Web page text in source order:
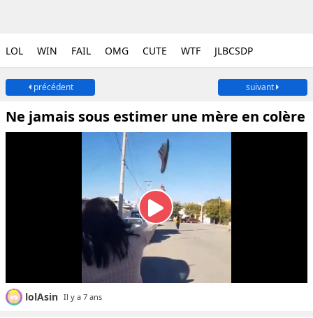
LOL WIN FAIL OMG CUTE WTF JLBCSDP
précédent suivant
Ne jamais sous estimer une mère en colère
lolAsin Il y a 7 ans